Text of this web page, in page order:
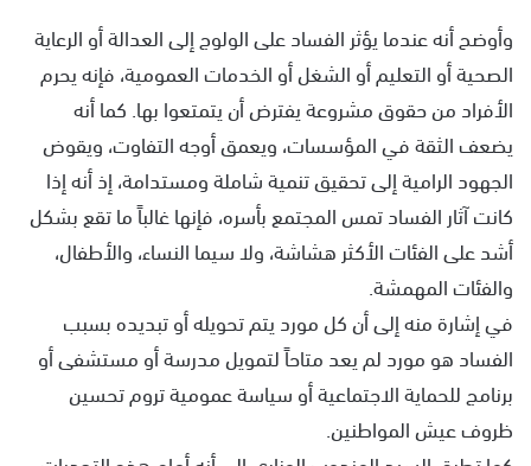
وأوضح أنه عندما يؤثر الفساد على الولوج إلى العدالة أو الرعاية
الصحية أو التعليم أو الشغل أو الخدمات العمومية، فإنه يحرم
الأفراد من حقوق مشروعة يفترض أن يتمتعوا بها. كما أنه
يضعف الثقة في المؤسسات، ويعمق أوجه التفاوت، ويقوض
الجهود الرامية إلى تحقيق تنمية شاملة ومستدامة، إذ أنه إذا
كانت آثار الفساد تمس المجتمع بأسره، فإنها غالباً ما تقع بشكل
أشد على الفئات الأكثر هشاشة، ولا سيما النساء، والأطفال،
والفئات المهمشة.
في إشارة منه إلى أن كل مورد يتم تحويله أو تبديده بسبب
الفساد هو مورد لم يعد متاحاً لتمويل مدرسة أو مستشفى أو
برنامج للحماية الاجتماعية أو سياسة عمومية تروم تحسين
ظروف عيش المواطنين.